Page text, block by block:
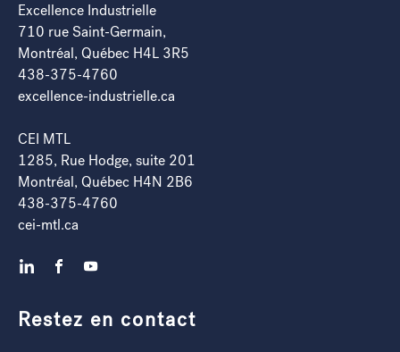
Excellence Industrielle
710 rue Saint-Germain,
Montréal, Québec H4L 3R5
438-375-4760
excellence-industrielle.ca
CEI MTL
1285, Rue Hodge, suite 201
Montréal, Québec H4N 2B6
438-375-4760
cei-mtl.ca
Restez en contact
LinkedInFacebookYouTube